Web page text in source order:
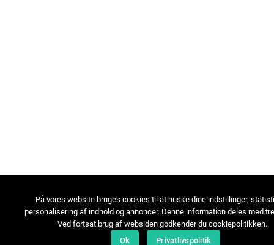
På vores website bruges cookies til at huske dine indstillinger,
personalisering af indhold og annoncer. Denne information deles med
Ved fortsat brug af websiden godkender du cookiepolitikken.
Ok
Privatlivspolitik